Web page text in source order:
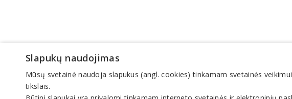
Slapukų naudojimas
Mūsų svetainė naudoja slapukus (angl. cookies) tinkamam svetainės
tikslais.